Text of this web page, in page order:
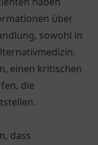
über
sowohl in
einen kritischen
die
dass